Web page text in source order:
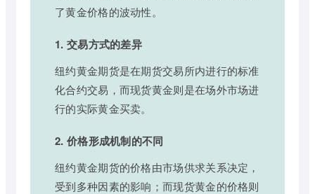
了黄金价格的波动性。
1. 交易方式的差异
纽约黄金期货是在期货交易所内进行的标准
化合约交易，而现货黄金则是在场外市场进
行的实际黄金买卖。
2. 价格形成机制的不同
纽约黄金期货的价格由市场供求关系决定，
受到多种因素的影响；而现货黄金的价格则